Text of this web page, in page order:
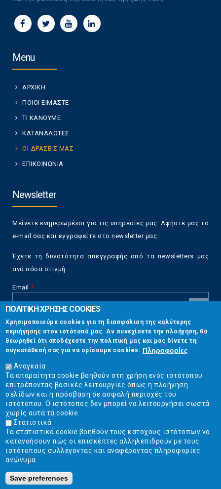
Menu
ΑΡΧΙΚΗ
ΠΟΙΟΙ ΕΙΜΑΣΤΕ
ΤΙ ΚΑΝΟΥΜΕ
ΚΑΤΑΝΑΛΩΤΕΣ
ΟΙ ΔΡΑΣΕΙΣ ΜΑΣ
ΕΠΙΚΟΙΝΩΝΙΑ
Newsletter
Μείνετε ενημερωμένοι για τις υπηρεσίες μας. Αφήστε μας το
e-mail σας και εγγραφείτε στο newsletter μας.
Έχετε τη δυνατότητα απεγγραφής από τα newsletters μας
ανά πάσα στιγμή
Email *
CAPTCHA
This
question is
for testing
whether or
not you are a
human visitor
and to
prevent
automated
spam
submissions.
5+2
Επικοινωνία
Στουρνάρη 17, Αθήνα 10683
2103304444
info@ekpizo.gr
www.ekpizo.gr
Δευ - Πεμ:10:00 πμ - 2:00 μμ
Σάβ - Κυρ: Κλειστά
ΠΟΛΙΤΙΚΗ ΧΡΗΣΗΣ COOKIES
Χρησιμοποιούμε cookies για τη διασφάλιση της καλύτερης
περιήγησης στον ιστότοπό μας. Αν συνεχίσετε την πλοήγηση, θα
θεωρηθεί ότι αποδέχεστε την πολιτική μας και μας δίνετε τη
συγκατάθεσή σας για να ορίσουμε cookies. Πληροφορίες
Αναγκαία
Τα απαραίτητα cookie βοηθούν στη χρήση ενός ιστότοπου
επιτρέποντας βασικές λειτουργίες όπως η πλοήγηση
σελίδων και η πρόσβαση σε ασφαλή περιοχές του
ιστότοπου. Ο ιστότοπος δεν μπορεί να λειτουργήσει σωστά
χωρίς αυτά τα cookie.
Στατιστικά
Τα στατιστικά cookie βοηθούν τους κατόχους ιστότοπων να
κατανοήσουν πώς οι επισκέπτες αλληλεπιδρούν με τους
ιστότοπους συλλέγοντας και αναφέροντας πληροφορίες
ανώνυμα.
Save preferences